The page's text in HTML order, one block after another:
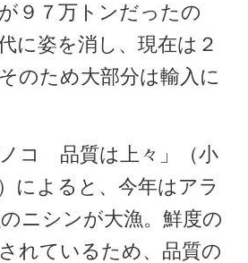
９７万トンだったの
に姿を消し、現在は２
のため大部分は輸入に
コ 品質は上々」（小
によると、今年はアラ
ニシンが大漁。鮮度の
れているため、品質の